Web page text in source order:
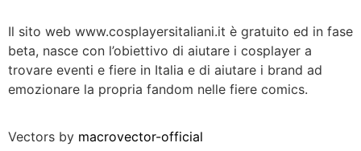
Il sito web www.cosplayersitaliani.it è gratuito ed in fase
beta, nasce con l’obiettivo di aiutare i cosplayer a
trovare eventi e fiere in Italia e di aiutare i brand ad
emozionare la propria fandom nelle fiere comics.
Vectors by macrovector-official